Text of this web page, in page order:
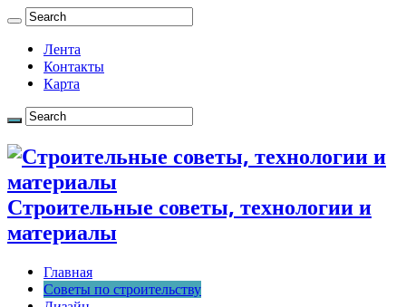
Лента
Контакты
Карта
Строительные советы, технологии и
материалы
Главная
Советы по строительству